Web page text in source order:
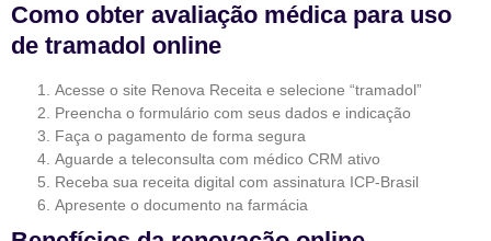
Como obter avaliação médica para uso
de tramadol online
Acesse o site Renova Receita e selecione “tramadol”
Preencha o formulário com seus dados e indicação
Faça o pagamento de forma segura
Aguarde a teleconsulta com médico CRM ativo
Receba sua receita digital com assinatura ICP-Brasil
Apresente o documento na farmácia